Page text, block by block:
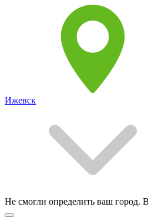
Ижевск
Не смогли определить ваш город.